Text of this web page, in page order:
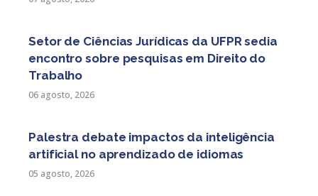
Setor de Ciências Jurídicas da UFPR sedia
encontro sobre pesquisas em Direito do
Trabalho
06 agosto, 2026
Palestra debate impactos da inteligência
artificial no aprendizado de idiomas
05 agosto, 2026